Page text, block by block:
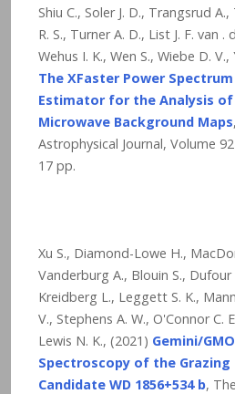
Shiu C., Soler J. D., Trangsrud
R. S., Turner A. D., List J. F. van .
Wehus I. K., Wen S., Wiebe D. V.,
The XFaster Power
Estimator for the Analysis of
Microwave Background Maps
Astrophysical Journal, Volume
17 pp.
Xu S., Diamond-Lowe H.,
Vanderburg A., Blouin S., Dufour
Kreidberg L., Leggett S. K.,
V., Stephens A. W., O'Connor C.
Lewis N. K., (2021) Gemini/
Spectroscopy of the Grazing
Candidate WD 1856+534 b,